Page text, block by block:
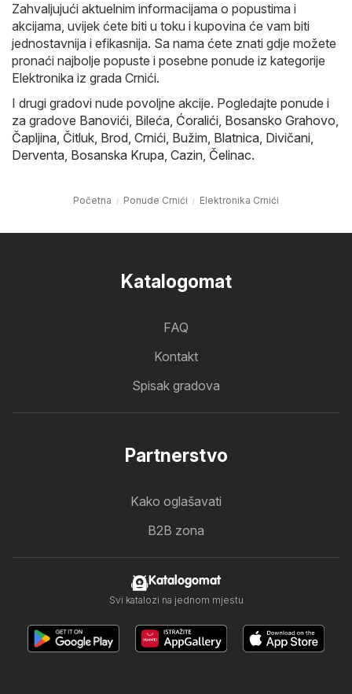
Zahvaljujući aktuelnim informacijama o popustima i
akcijama, uvijek ćete biti u toku i kupovina će vam biti
jednostavnija i efikasnija. Sa nama ćete znati gdje možete
pronaći najbolje popuste i posebne ponude iz kategorije
Elektronika iz grada Crnići.
I drugi gradovi nude povoljne akcije. Pogledajte ponude i
za gradove Banovići, Bileća, Ćoralići, Bosansko Grahovo,
Čapljina, Čitluk, Brod, Crnići, Bužim, Blatnica, Divičani,
Derventa, Bosanska Krupa, Cazin, Čelinac.
Početna Ponude Crnići Elektronika Crnići
Katalogomat
FAQ
Kontakt
Spisak gradova
Partnerstvo
Kako oglašavati
B2B zona
Katalogomat
Svi katalozi na jednom mjestu